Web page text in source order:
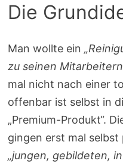
Die
Man wollte ein
zu seinen
mal nicht nach einer
offenbar ist selbst in
„Premium-Produkt“.
gingen erst mal
„jungen, gebildeten,